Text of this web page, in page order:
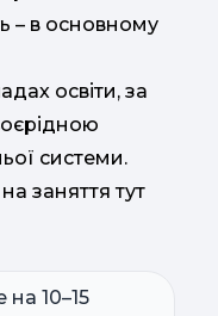
– в основному
освіти, за
системи.
заняття тут
на 10–15